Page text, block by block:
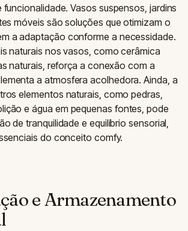
funcionalidade. Vasos suspensos, jardins
móveis são soluções que otimizam o
a adaptação conforme a necessidade.
naturais nos vasos, como cerâmica
naturais, reforça a conexão com a
a atmosfera acolhedora. Ainda, a
elementos naturais, como pedras,
e água em pequenas fontes, pode
de tranquilidade e equilíbrio sensorial,
do conceito comfy.
e Armazenamento